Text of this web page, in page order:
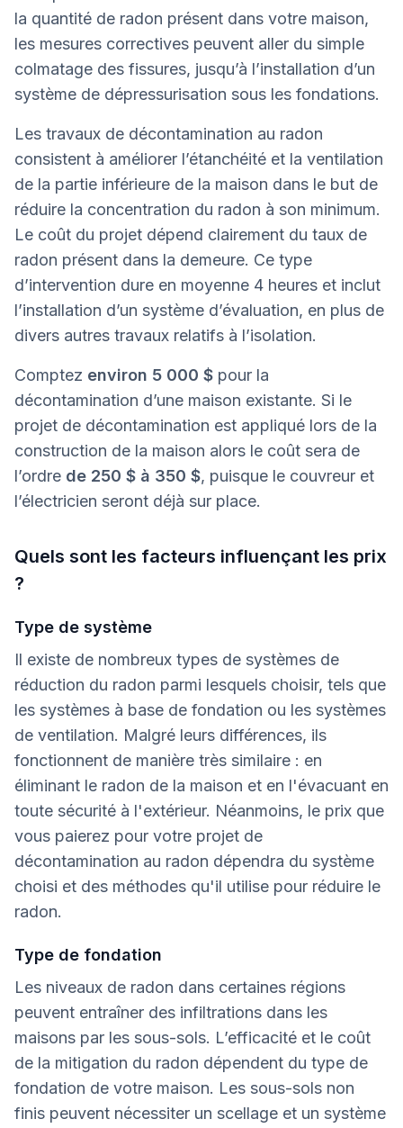
la quantité de radon présent dans votre maison,
les mesures correctives peuvent aller du simple
colmatage des fissures, jusqu’à l’installation d’un
système de dépressurisation sous les fondations.
Les travaux de décontamination au radon
consistent à améliorer l’étanchéité et la ventilation
de la partie inférieure de la maison dans le but de
réduire la concentration du radon à son minimum.
Le coût du projet dépend clairement du taux de
radon présent dans la demeure. Ce type
d’intervention dure en moyenne 4 heures et inclut
l’installation d’un système d’évaluation, en plus de
divers autres travaux relatifs à l’isolation.
Comptez environ 5 000 $ pour la
décontamination d’une maison existante. Si le
projet de décontamination est appliqué lors de la
construction de la maison alors le coût sera de
l’ordre de 250 $ à 350 $, puisque le couvreur et
l’électricien seront déjà sur place.
Quels sont les facteurs influençant les prix
?
Type de système
Il existe de nombreux types de systèmes de
réduction du radon parmi lesquels choisir, tels que
les systèmes à base de fondation ou les systèmes
de ventilation. Malgré leurs différences, ils
fonctionnent de manière très similaire : en
éliminant le radon de la maison et en l'évacuant en
toute sécurité à l'extérieur. Néanmoins, le prix que
vous paierez pour votre projet de
décontamination au radon dépendra du système
choisi et des méthodes qu'il utilise pour réduire le
radon.
Type de fondation
Les niveaux de radon dans certaines régions
peuvent entraîner des infiltrations dans les
maisons par les sous-sols. L’efficacité et le coût
de la mitigation du radon dépendent du type de
fondation de votre maison. Les sous-sols non
finis peuvent nécessiter un scellage et un système